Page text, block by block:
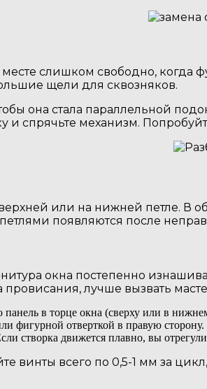
слишком свободно, когда
щели для сквозняков.
она стала параллельной
и спрячьте механизм.
или на нижней петле. В
появляются после
окна постепенно
провисания, лучше вызвать
в торце окна (сверху или в
фигурной отверткой в правую
створка движется плавно, вы
винты всего по 0,5-1 мм за